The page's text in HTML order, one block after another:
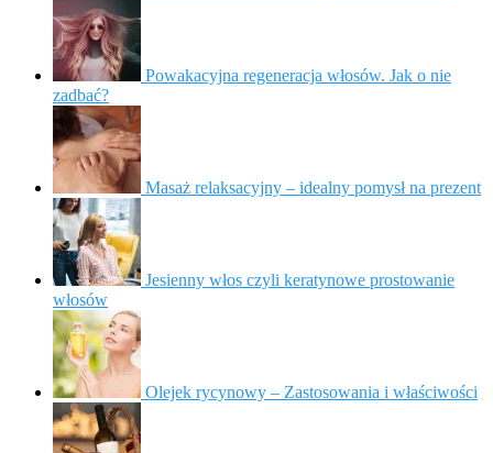
Powakacyjna regeneracja włosów. Jak o nie
zadbać?
Masaż relaksacyjny – idealny pomysł na prezent
Jesienny włos czyli keratynowe prostowanie
włosów
Olejek rycynowy – Zastosowania i właściwości